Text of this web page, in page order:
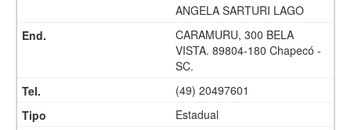
ANGELA SARTURI LAGO
CARAMURU, 300 BELA
VISTA. 89804-180 Chapecó -
SC.
(49) 20497601
Estadual